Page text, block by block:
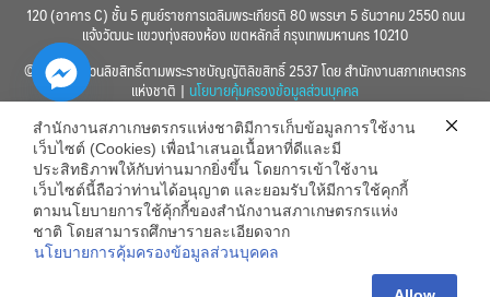
120 (อาคาร C) ชั้น 5 ศูนย์ราชการเฉลิมพระเกียรติ 80 พรรษา 5 ธันวาคม 2550 ถนน
แจ้งวัฒนะ แขวงทุ่งสองห้อง เขตหลักสี่ กรุงเทพมหานคร 10210
© 2560 สงวนลิขสิทธิ์ตามพระราชบัญญัติลิขสิทธิ์ 2537 โดย สำนักงานสภาเกษตรกร
แห่งชาติ | นโยบายคุ้มครองข้อมูลส่วนบุคคล
สำนักงานสภาเกษตรกรแห่งชาติมีการเก็บข้อมูลการใช้งาน
เว็บไซต์ (Cookies) เพื่อนำเสนอเนื้อหาที่ดีและมี
ประสิทธิภาพให้กับท่านมากยิ่งขึ้น โดยการเข้าใช้งาน
เว็บไซต์นี้ถือว่าท่านได้อนุญาต และยอมรับให้มีการใช้คุกกี้
ตามนโยบายการใช้คุ้กกี้ของสำนักงานสภาเกษตรกรแห่ง
ชาติ โดยสามารถศึกษารายละเอียดจาก
นโยบายการคุ้มครองข้อมูลส่วนบุคคล
Hide
chaty